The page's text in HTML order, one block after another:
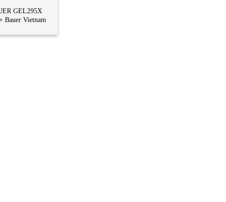
GEL295X
Bauer Vietnam